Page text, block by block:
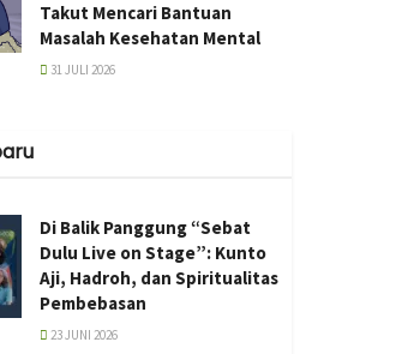
Takut Mencari Bantuan
Masalah Kesehatan Mental
31 JULI 2026
Di Balik Panggung “Sebat
Dulu Live on Stage”: Kunto
Aji, Hadroh, dan Spiritualitas
Pembebasan
23 JUNI 2026